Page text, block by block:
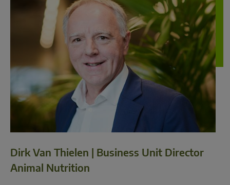
Dirk Van Thielen | Business Unit Director
Animal Nutrition